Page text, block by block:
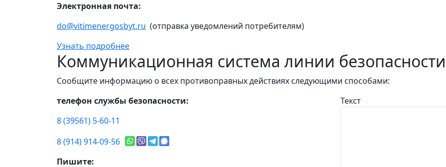
Электронная почта:
do@vitimenergosbyt.ru (отправка уведомлений потребителям)
Узнать подробнее
Коммуникационная система линии безопасности
Сообщите информацию о всех противоправных действиях следующими способами:
телефон службы безопасности:
8 (39561) 5-60-11
8 (914) 914-09-56
Пишите:
Текст